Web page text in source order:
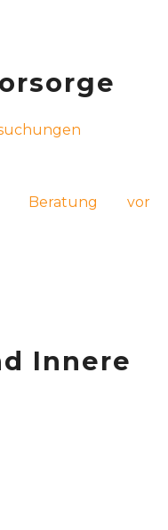
Beratung vor
Innere